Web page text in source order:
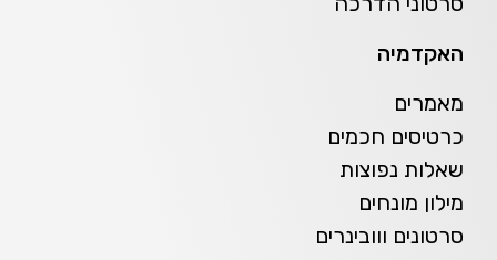
האקדמיה
מאמרים
כרטיסים חכמים
שאלות נפוצות
מילון מונחים
סרטונים ווובינרים